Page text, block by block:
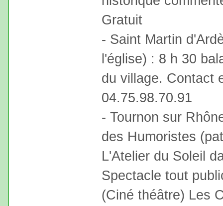
Gratuit
- Saint Martin
l'église) : 8 h 30
du village. Contact
04.75.98.70.91
- Tournon sur
des Humoristes
L'Atelier du Soleil
Spectacle tout
(Ciné théâtre) Les